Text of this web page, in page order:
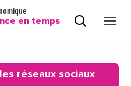
en temps
réseaux sociaux